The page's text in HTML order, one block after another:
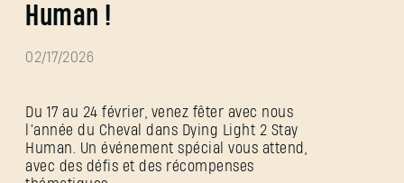
Human !
02/17/2026
Du 17 au 24 février, venez fêter avec nous
l’année du Cheval dans Dying Light 2 Stay
Human. Un événement spécial vous attend,
avec des défis et des récompenses